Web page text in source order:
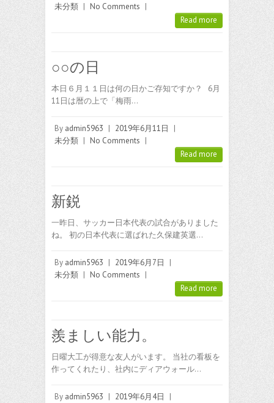
未分類 | No Comments |
Read more
○○の日
本日６月１１日は何の日かご存知ですか？ 6月
11日は暦の上で「梅雨…
By admin5963 | 2019年6月11日
|
未分類 | No Comments |
Read more
新鋭
一昨日、サッカー日本代表の試合がありました
ね。 初の日本代表に選ばれた久保建英選…
By admin5963 | 2019年6月7日
|
未分類 | No Comments |
Read more
羨ましい能力。
日曜大工が得意な友人がいます。 当社の看板を
作ってくれたり、社内にディアウォール…
By admin5963 | 2019年6月4日 |